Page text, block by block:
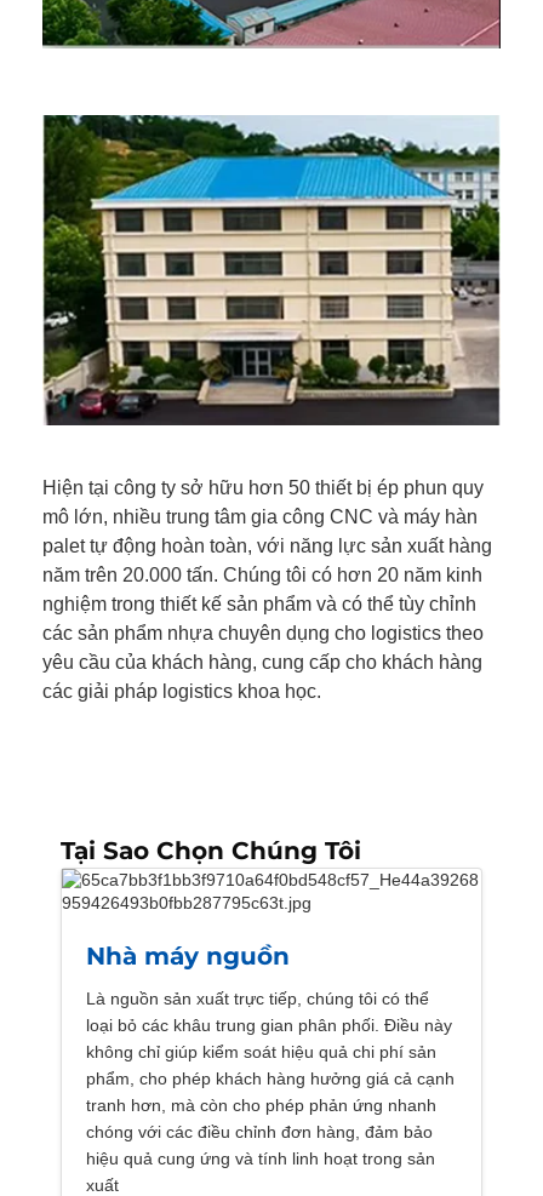
Hiện tại công ty sở hữu hơn 50 thiết bị ép phun quy
mô lớn, nhiều trung tâm gia công CNC và máy hàn
palet tự động hoàn toàn, với năng lực sản xuất hàng
năm trên 20.000 tấn. Chúng tôi có hơn 20 năm kinh
nghiệm trong thiết kế sản phẩm và có thể tùy chỉnh
các sản phẩm nhựa chuyên dụng cho logistics theo
yêu cầu của khách hàng, cung cấp cho khách hàng
các giải pháp logistics khoa học.
Tại Sao Chọn Chúng Tôi
Nhà máy nguồn
Là nguồn sản xuất trực tiếp, chúng tôi có thể
loại bỏ các khâu trung gian phân phối. Điều này
không chỉ giúp kiểm soát hiệu quả chi phí sản
phẩm, cho phép khách hàng hưởng giá cả cạnh
tranh hơn, mà còn cho phép phản ứng nhanh
chóng với các điều chỉnh đơn hàng, đảm bảo
hiệu quả cung ứng và tính linh hoạt trong sản
xuất